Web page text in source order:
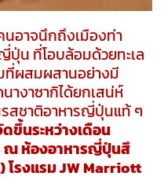
นอาจนึกถึงเมืองท่า
น ที่โอบล้อมด้วยทะเล
ผสมผสานอย่างมี
างาซากิได้ยกเสน่ห์
สชาติอาหารญี่ปุ่นแท้ ๆ
ขึ้นระหว่างเดือน
ณ ห้องอาหารญี่ปุ่นสึ
โรงแรม JW Marriott